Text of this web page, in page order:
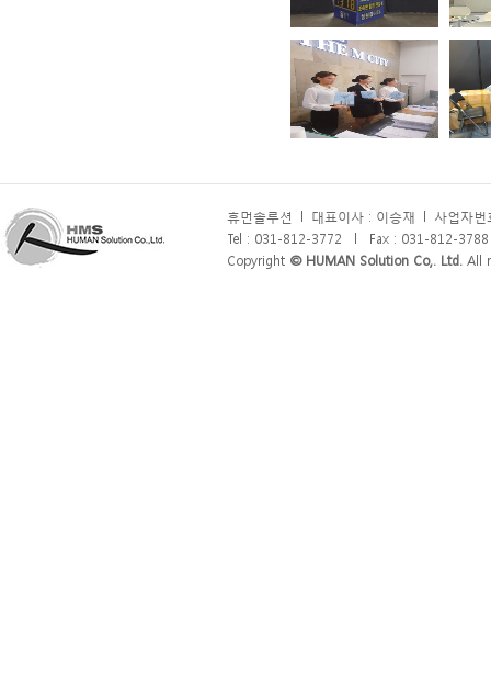
휴먼솔루션 대표이사 : 이승재
사업자
Tel : 031-812-3772
Fax : 031-812-3788
Copyright © HUMAN Solution Co,. Ltd. All